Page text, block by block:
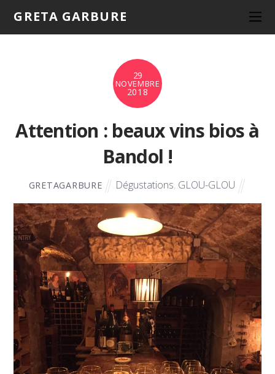
GRETA GARBURE
29
NOVEMBRE
2018
Attention : beaux vins bios à
Bandol !
GRETAGARBURE Dégustations, GLOU-GLOU